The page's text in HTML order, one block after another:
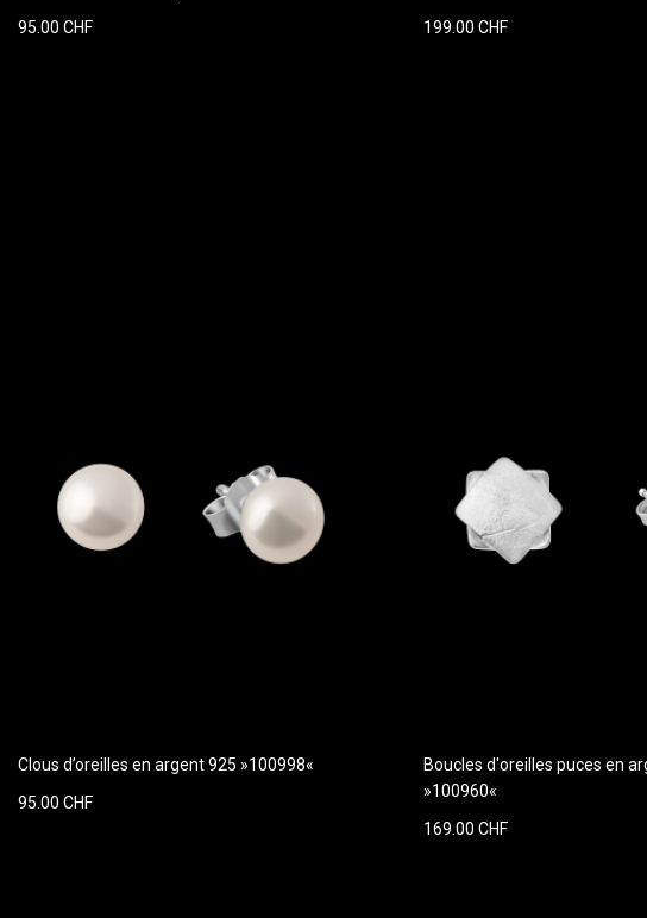
95.00 CHF
199.00 CHF
Clous d’oreilles en argent 925 »100998«
95.00 CHF
Boucles d'oreilles puces en
»100960«
169.00 CHF